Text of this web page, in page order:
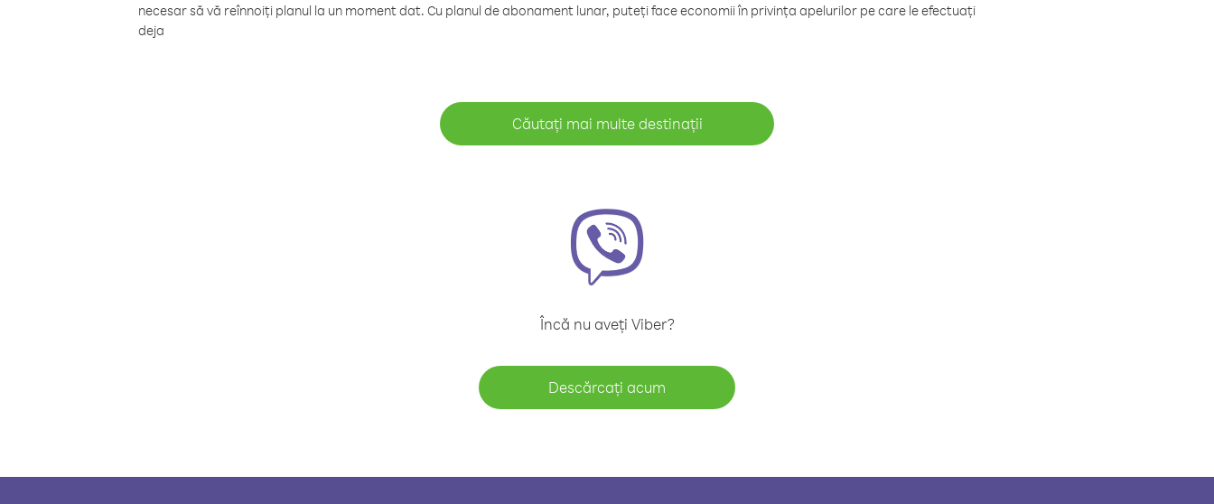
necesar să vă reînnoiți planul la un moment dat. Cu planul de abonament lunar, puteți face economii în privința apelurilor pe care le efectuați
deja
Căutați mai multe destinații
Încă nu aveți Viber?
Descărcați acum